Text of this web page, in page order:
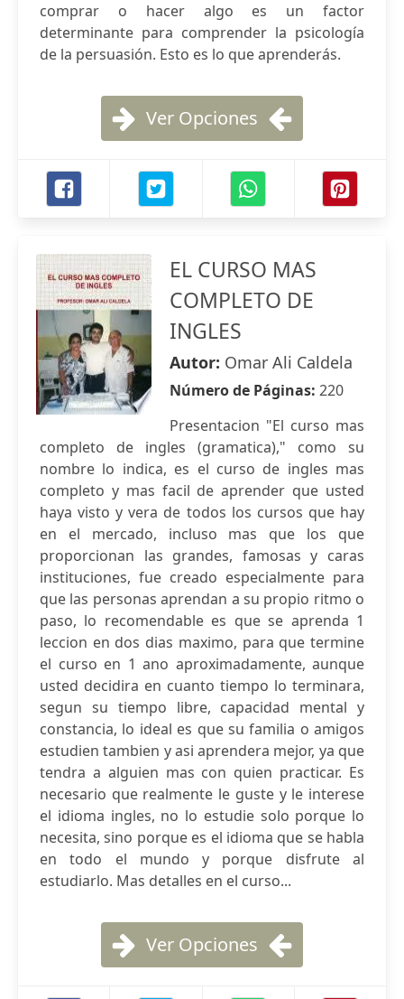
comprar o hacer algo es un factor
determinante para comprender la psicología
de la persuasión. Esto es lo que aprenderás.
Ver Opciones
EL CURSO MAS
COMPLETO DE
INGLES
Autor: Omar Ali Caldela
Número de Páginas: 220
Presentacion "El curso mas
completo de ingles (gramatica)," como su
nombre lo indica, es el curso de ingles mas
completo y mas facil de aprender que usted
haya visto y vera de todos los cursos que hay
en el mercado, incluso mas que los que
proporcionan las grandes, famosas y caras
instituciones, fue creado especialmente para
que las personas aprendan a su propio ritmo o
paso, lo recomendable es que se aprenda 1
leccion en dos dias maximo, para que termine
el curso en 1 ano aproximadamente, aunque
usted decidira en cuanto tiempo lo terminara,
segun su tiempo libre, capacidad mental y
constancia, lo ideal es que su familia o amigos
estudien tambien y asi aprendera mejor, ya que
tendra a alguien mas con quien practicar. Es
necesario que realmente le guste y le interese
el idioma ingles, no lo estudie solo porque lo
necesita, sino porque es el idioma que se habla
en todo el mundo y porque disfrute al
estudiarlo. Mas detalles en el curso...
Ver Opciones